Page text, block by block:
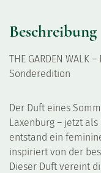
Beschreibung
THE GARDEN WALK
Sonderedition
Der Duft eines
Laxenburg – jetzt als
entstand ein
inspiriert von der
Dieser Duft vereint